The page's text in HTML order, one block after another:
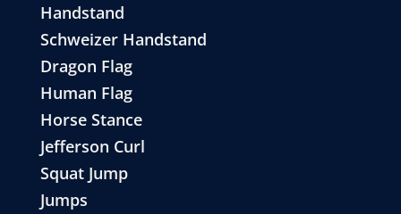
Handstand
Schweizer Handstand
Dragon Flag
Human Flag
Horse Stance
Jefferson Curl
Squat Jump
Jumps